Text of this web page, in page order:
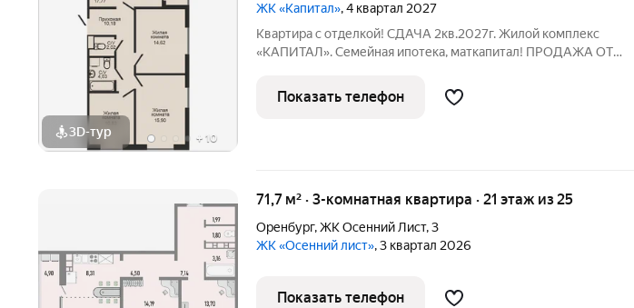
3D-тур + 10
ЖК «Капитал», 4 квартал 2027
Квартира с отделкой! СДАЧА 2кв.2027г. Жилой комплекс
«КАПИТАЛ». Семейная ипотека, маткапитал! ПРОДАЖА ОТ
отделе продаж! Функциональные просторные евро планировки:
гостиная/кухня для совместного
Показать телефон
71,7 м² · 3-комнатная квартира · 21 этаж из 25
Оренбург,ЖК Осенний Лист,3
ЖК «Осенний лист», 3 квартал 2026
Показать телефон